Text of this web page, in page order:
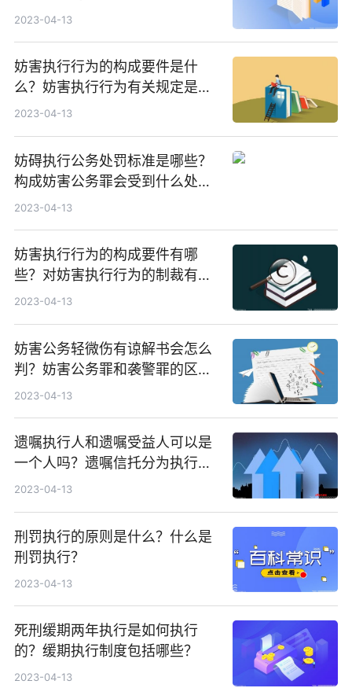
2023-04-13
妨害执行行为的构成要件是什
么？妨害执行行为有关规定是什
么？
2023-04-13
妨碍执行公务处罚标准是哪些？
构成妨害公务罪会受到什么处
罚？
2023-04-13
妨害执行行为的构成要件有哪
些？对妨害执行行为的制裁有哪
些？
2023-04-13
妨害公务轻微伤有谅解书会怎么
判？妨害公务罪和袭警罪的区别
是什么？
2023-04-13
遗嘱执行人和遗嘱受益人可以是
一个人吗？遗嘱信托分为执行遗
嘱和管理遗产吗？
2023-04-13
刑罚执行的原则是什么？什么是
刑罚执行？
2023-04-13
死刑缓期两年执行是如何执行
的？缓期执行制度包括哪些？
2023-04-13